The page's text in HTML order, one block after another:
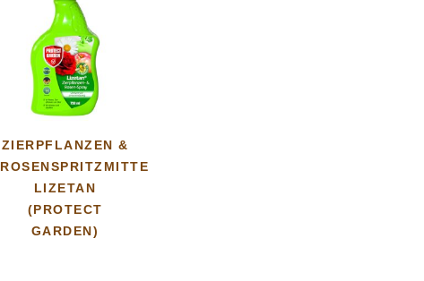
ZIERPFLANZEN &
ROSENSPRITZMITTEL
LIZETAN
(PROTECT
GARDEN)